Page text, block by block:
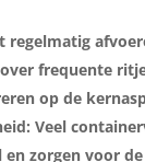
regelmatig
frequente
op de
Veel
zorgen voor